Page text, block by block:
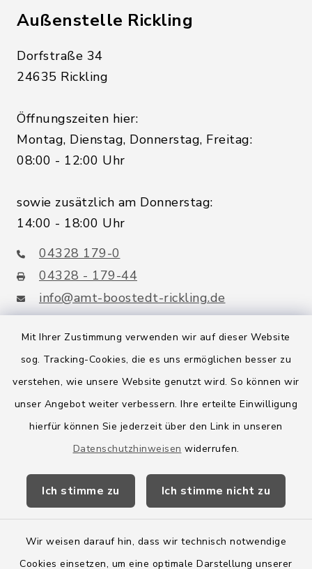
Mit Ihrer Zustimmung verwenden wir auf dieser Website
sog. Tracking-Cookies, die es uns ermöglichen besser zu
verstehen, wie unsere Website genutzt wird. So können wir
unser Angebot weiter verbessern. Ihre erteilte Einwilligung
hierfür können Sie jederzeit über den Link in unseren
Datenschutzhinweisen widerrufen.
Ich stimme zu Ich stimme nicht zu
Wir weisen darauf hin, dass wir technisch notwendige
Cookies einsetzen, um eine optimale Darstellung unserer
Außenstelle Rickling
Dorfstraße 34
24635 Rickling
Öffnungszeiten hier:
Montag, Dienstag, Donnerstag, Freitag:
08:00 - 12:00 Uhr
sowie zusätzlich am Donnerstag:
14:00 - 18:00 Uhr
04328 179-0
04328 - 179-44
info@amt-boostedt-rickling.de
Quicklinks
Amt Boostedt-Rickling
Amtsbroschüre
Wege-Zweckverband